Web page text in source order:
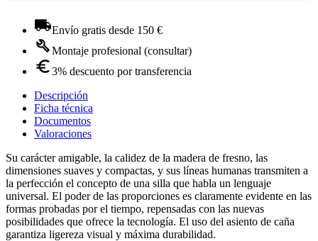
Envío gratis desde 150 €
Montaje profesional (consultar)
3% descuento por transferencia
Descripción
Ficha técnica
Documentos
Valoraciones
Su carácter amigable, la calidez de la madera de fresno, las
dimensiones suaves y compactas, y sus líneas humanas transmiten a
la perfección el concepto de una silla que habla un lenguaje
universal. El poder de las proporciones es claramente evidente en las
formas probadas por el tiempo, repensadas con las nuevas
posibilidades que ofrece la tecnología. El uso del asiento de caña
garantiza ligereza visual y máxima durabilidad.